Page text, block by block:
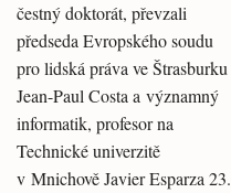
čestný doktorát, převzali
předseda Evropského soudu
pro lidská práva ve Štrasburku
Jean-Paul Costa a významný
informatik, profesor na
Technické univerzitě
v Mnichově Javier Esparza 23.